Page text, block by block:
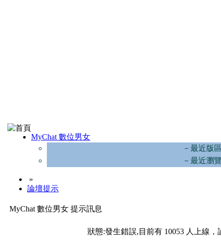
MyChat 數位男女
－最近版
－最近瀏
»
論壇提示
MyChat 數位男女 提示訊息
狀態:發生錯誤,目前有 10053 人上線